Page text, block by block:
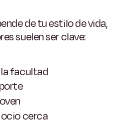
de tu estilo de vida,
suelen ser clave:
facultad
cerca